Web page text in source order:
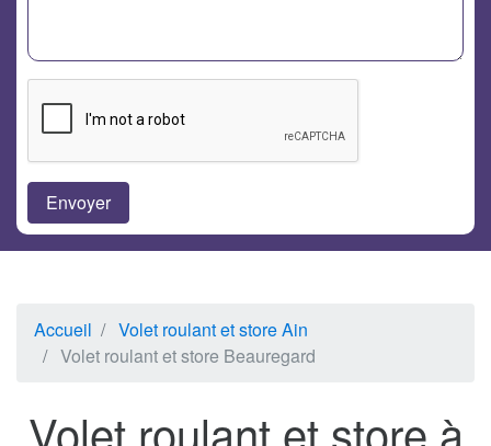
Accueil
Volet roulant et store Ain
Volet roulant et store Beauregard
Volet roulant et store à